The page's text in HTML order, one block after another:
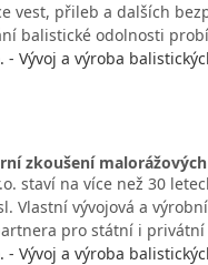
vest, přileb a dalších
balistické odolnosti
- Vývoj a výroba
zkoušení
staví na více než 30
Vlastní vývojová a
pro státní i privátní
- Vývoj a výroba